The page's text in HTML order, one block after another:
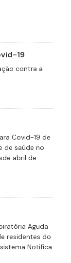
19
contra a
Covid-19 de
de saúde no
abril de
Aguda
residentes do
Notifica